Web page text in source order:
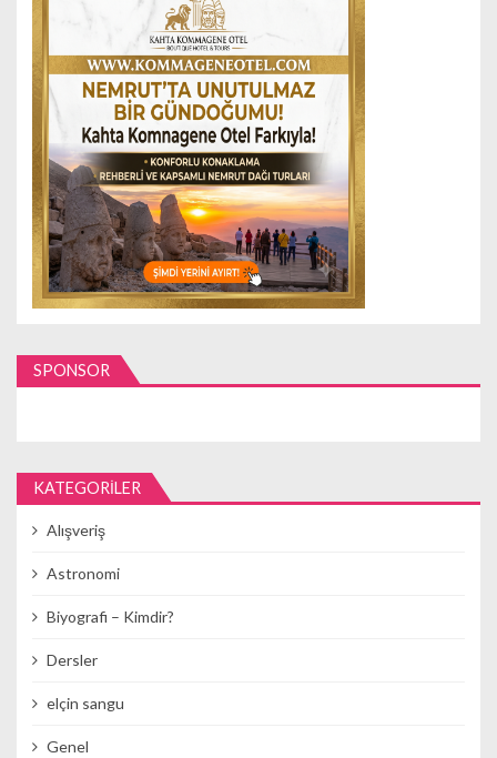
SPONSOR
KATEGORILER
Alışveriş
Astronomi
Biyografi – Kimdir?
Dersler
elçin sangu
Genel